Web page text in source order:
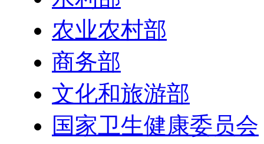
农业农村部
商务部
文化和旅游部
国家卫生健康委员会